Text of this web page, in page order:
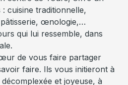
cuisine traditionnelle,
œnologie,…
qui lui ressemble, dans
de vous faire partager
faire. Ils vous initieront à
décomplexée et joyeuse, à